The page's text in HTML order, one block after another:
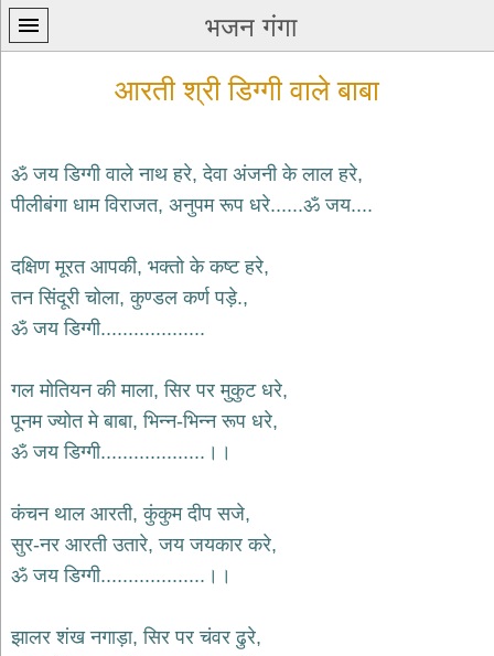
भजन गंगा
प्रथम
home
कृष्ण
भजन
krishna
शिव
भजन
bhajans
भजन
bhajans
साईं
bhajans
आरती श्री डिग्गी वाले बाबा
ॐ जय डिग्गी वाले नाथ हरे, देवा अंजनी के लाल हरे,
पीलीबंगा धाम विराजत, अनुपम रूप धरे......ॐ जय....
दक्षिण मूरत आपकी, भक्तो के कष्ट हरे,
तन सिंदूरी चोला, कुण्डल कर्ण पड़े.,
ॐ जय डिग्गी...................
गल मोतियन की माला, सिर पर मुकुट धरे,
पूनम ज्योत मे बाबा, भिन्न-भिन्न रूप धरे,
ॐ जय डिग्गी...................।।
कंचन थाल आरती, कुंकुम दीप सजे,
सुर-नर आरती उतारे, जय जयकार करे,
ॐ जय डिग्गी...................।।
झालर शंख नगाड़ा, सिर पर चंवर ढुरे,